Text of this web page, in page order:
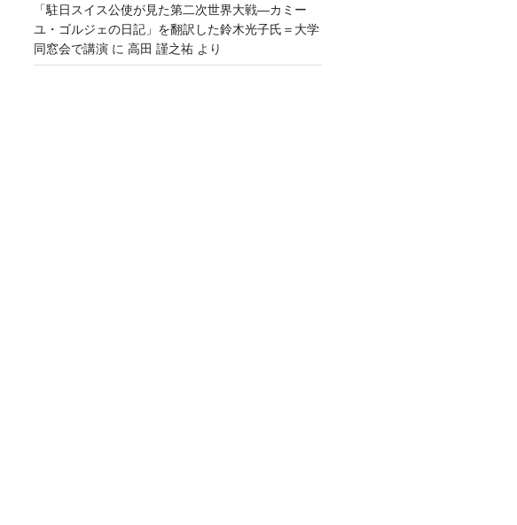
「駐日スイス公使が見た第二次世界大戦―カミー
ユ・ゴルジェの日記」を翻訳した鈴木光子氏＝大学
同窓会で講演に 高田 謹之祐より